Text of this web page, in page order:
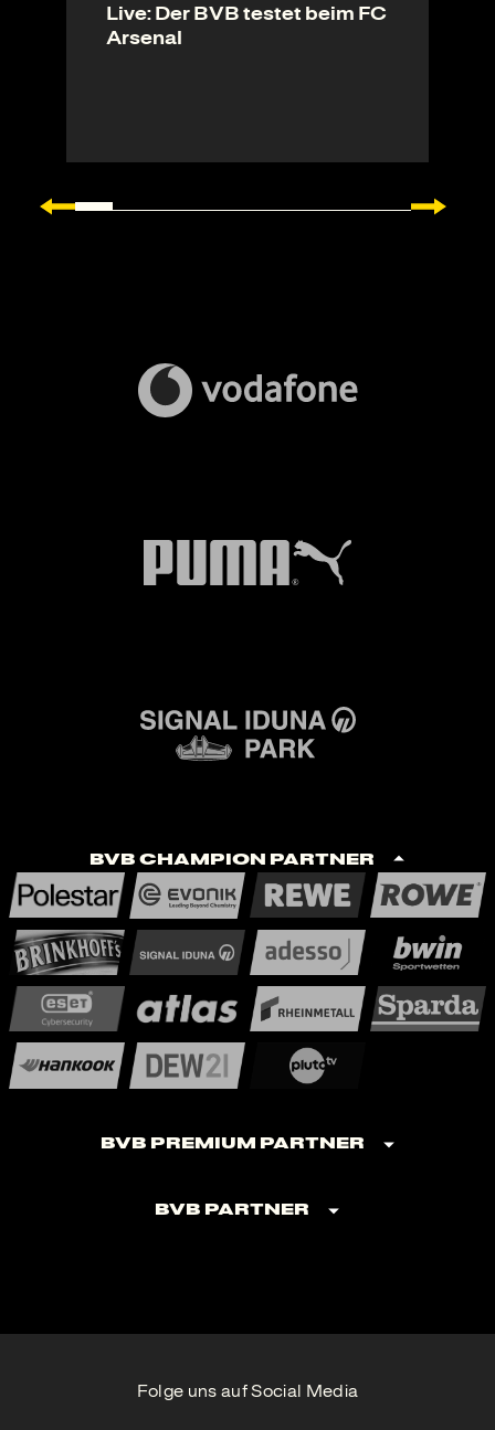
Live: Der BVB testet beim FC
Arsenal
BVB Champion Partner
BVB Premium Partner
BVB Partner
Folge uns auf Social Media